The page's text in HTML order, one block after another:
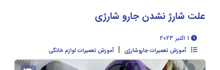
علت شارژ نشدن جارو شارژی
آموزش تعمیرات جاروشارژی | آموزش تعمیرات لوازم خانگی